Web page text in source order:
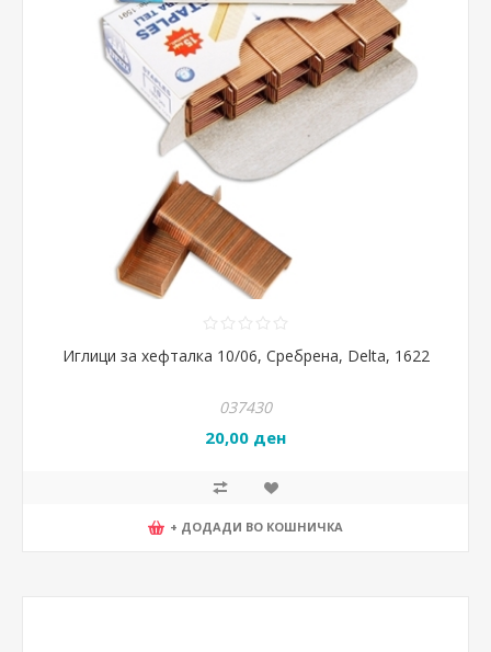
Иглици за хефталка 10/06, Сребрена, Delta, 1622
037430
20,00 ден
+ ДОДАДИ ВО КОШНИЧКА